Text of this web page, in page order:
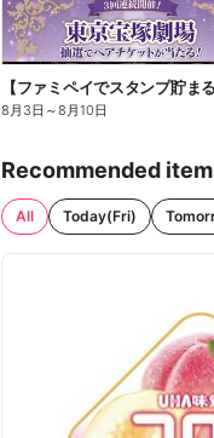
8月3日 ～8月10日
Recommended
All Today(Fri)